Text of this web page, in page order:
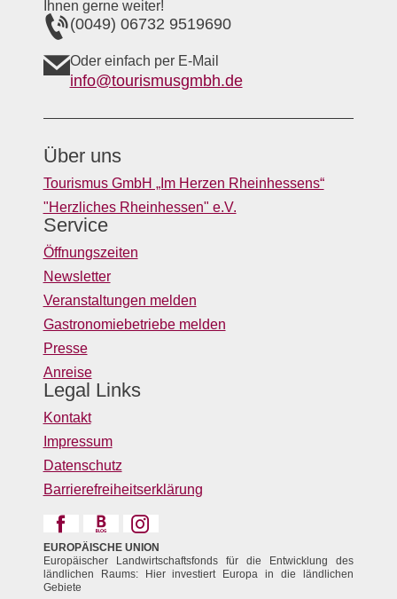
Ihnen gerne weiter!
(0049) 06732 9519690
Oder einfach per E-Mail
info@tourismusgmbh.de
Über uns
Tourismus GmbH „Im Herzen Rheinhessens“
"Herzliches Rheinhessen" e.V.
Service
Öffnungszeiten
Newsletter
Veranstaltungen melden
Gastronomiebetriebe melden
Presse
Anreise
Legal Links
Kontakt
Impressum
Datenschutz
Barrierefreiheitserklärung
EUROPÄISCHE UNION
Europäischer Landwirtschaftsfonds für die Entwicklung des
ländlichen Raums: Hier investiert Europa in die ländlichen
Gebiete